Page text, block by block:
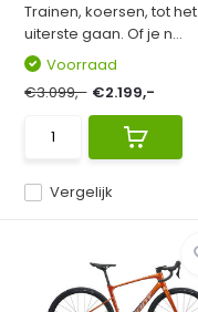
Trainen, koersen, tot het
uiterste gaan. Of je n...
Vergelijk
Voorraad
€3.099,- €2.199,-